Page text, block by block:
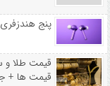
پنج هندزفری
قیمت ها +